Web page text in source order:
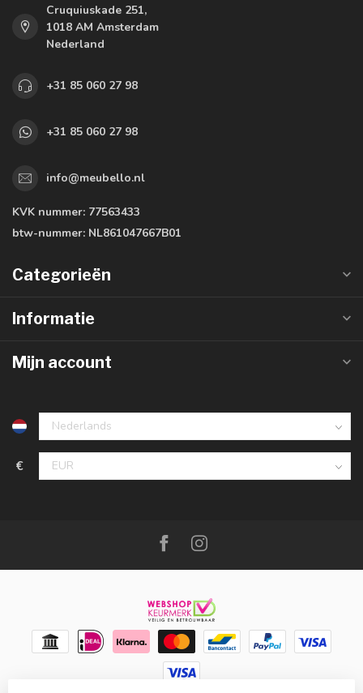
Cruquiuskade 251,
1018 AM Amsterdam
Nederland
+31 85 060 27 98
+31 85 060 27 98
info@meubello.nl
KVK nummer: 77563433
btw-nummer: NL861047667B01
Categorieën
Informatie
Mijn account
€